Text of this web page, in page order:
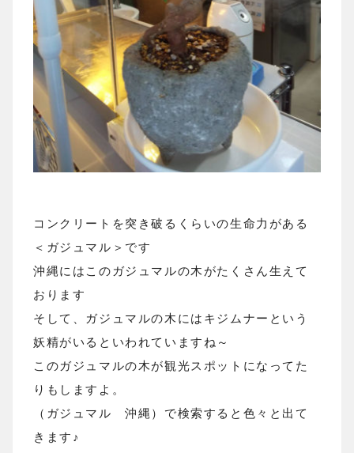
コンクリートを突き破るくらいの生命力がある
＜ガジュマル＞です
沖縄にはこのガジュマルの木がたくさん生えて
おります
そして、ガジュマルの木にはキジムナーという
妖精がいるといわれていますね～
このガジュマルの木が観光スポットになってた
りもしますよ。
（ガジュマル 沖縄）で検索すると色々と出て
きます♪